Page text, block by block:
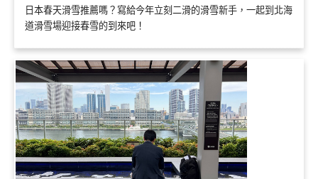
日本春天滑雪推薦嗎？寫給今年立刻二滑的滑雪新手，一起到北海
道滑雪場迎接春雪的到來吧！